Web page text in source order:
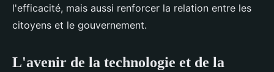
l'efficacité, mais aussi renforcer la relation entre les
citoyens et le gouvernement.
L'avenir de la technologie et de la